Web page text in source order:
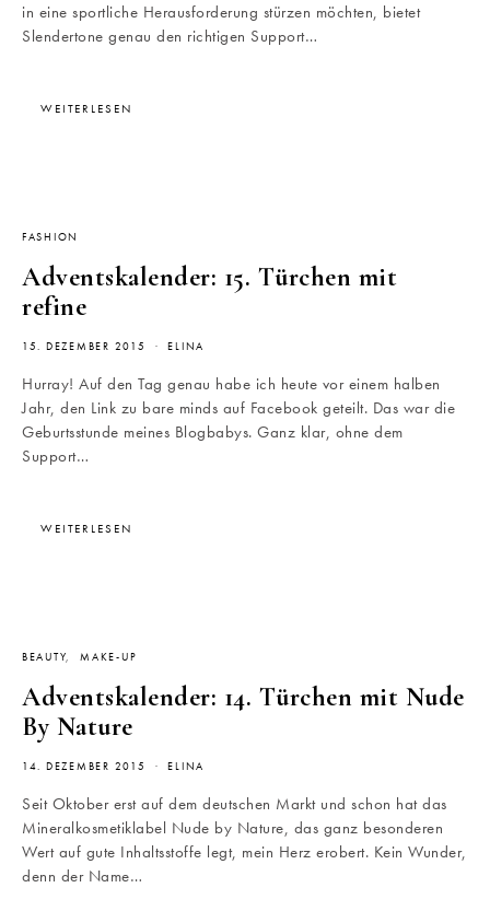
in eine sportliche Herausforderung stürzen möchten, bietet
Slendertone genau den richtigen Support…
WEITERLESEN
FASHION
Adventskalender: 15. Türchen mit
refine
15. DEZEMBER 2015 ELINA
Hurray! Auf den Tag genau habe ich heute vor einem halben
Jahr, den Link zu bare minds auf Facebook geteilt. Das war die
Geburtsstunde meines Blogbabys. Ganz klar, ohne dem
Support…
WEITERLESEN
BEAUTY MAKE-UP
Adventskalender: 14. Türchen mit Nude
By Nature
14. DEZEMBER 2015 ELINA
Seit Oktober erst auf dem deutschen Markt und schon hat das
Mineralkosmetiklabel Nude by Nature, das ganz besonderen
Wert auf gute Inhaltsstoffe legt, mein Herz erobert. Kein Wunder,
denn der Name…